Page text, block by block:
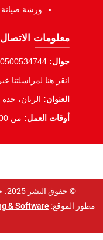
ورشة
معلومات الاتصال
جوال: 0500534744
انقر هنا لمراسلتنا
العنوان: الريان، جدة
أوقات العمل: من 8:00 ص حتى 10:00 م (عدا الجمعة)
© حقوق النشر 2025. جميع الحقوق محفوظة لـ مركز قمة المنار
مطور الموقع:& Software -